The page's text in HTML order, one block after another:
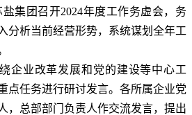
盐集团召开2024年度工作务虚会，务
分析当前经营形势，系统谋划全年工
企业改革发展和党的建设等中心工
点任务进行研讨发言。各所属企业党
，总部部门负责人作交流发言，提出